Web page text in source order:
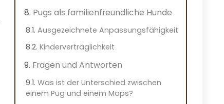
Pugs als familienfreundliche Hunde
Ausgezeichnete Anpassungsfähigkeit
Kinderverträglichkeit
Fragen und Antworten
Was ist der Unterschied zwischen
einem Pug und einem Mops?